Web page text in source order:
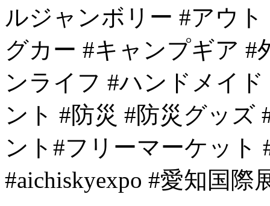
ルジャンボリー #アウ
グカー #キャンプギア
ンライフ #ハンドメイ
ント #防災 #防災グッズ
ント#フリーマーケット
#aichiskyexpo #愛知国